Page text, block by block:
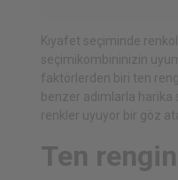
Kıyafet seçiminde renk
seçimi kombininizin
faktörlerden biri ten
benzer adımlarla
renkler uyuyor bir göz
Ten